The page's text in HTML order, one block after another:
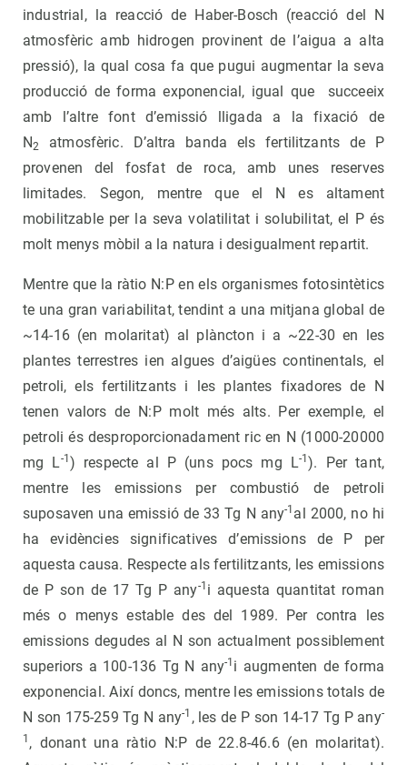
industrial, la reacció de Haber-Bosch (reacció del N
atmosfèric amb hidrogen provinent de l’aigua a alta
pressió), la qual cosa fa que pugui augmentar la seva
producció de forma exponencial, igual que succeeix
amb l’altre font d’emissió lligada a la fixació de
N2
atmosfèric. D’altra banda els fertilitzants de P
provenen del fosfat de roca, amb unes reserves
limitades. Segon, mentre que el N es altament
mobilitzable per la seva volatilitat i solubilitat, el P és
molt menys mòbil a la natura i desigualment repartit.
Mentre que la ràtio N:P en els organismes fotosintètics
te una gran variabilitat, tendint a una mitjana global de
~14-16 (en molaritat) al plàncton i a ~22-30 en les
plantes terrestres ien algues d’aigües continentals, el
petroli, els fertilitzants i les plantes fixadores de N
tenen valors de N:P molt més alts. Per exemple, el
petroli és desproporcionadament ric en N (1000-20000
mg L-1 ) respecte al P (uns pocs mg L-1). Per tant,
mentre les emissions per combustió de petroli
suposaven una emissió de 33 Tg N any-1 al 2000, no hi
ha evidències significatives d’emissions de P per
aquesta causa. Respecte als fertilitzants, les emissions
de P son de 17 Tg P any-1 i aquesta quantitat roman
més o menys estable des del 1989. Per contra les
emissions degudes al N son actualment possiblement
superiors a 100-136 Tg N any-1 i augmenten de forma
exponencial. Així doncs, mentre les emissions totals de
N son 175-259 Tg N any-1 , les de P son 14-17 Tg P any-
1 , donant una ràtio N:P de 22.8-46.6 (en molaritat).